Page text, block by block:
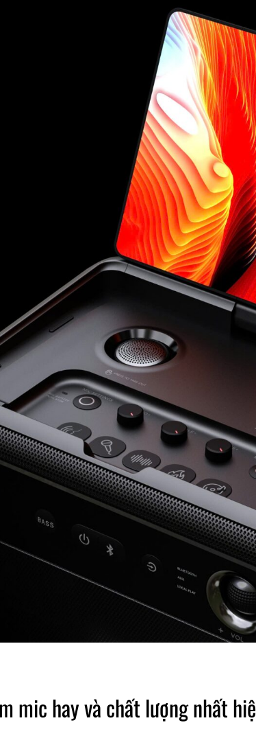
mic hay và chất lượng nhất